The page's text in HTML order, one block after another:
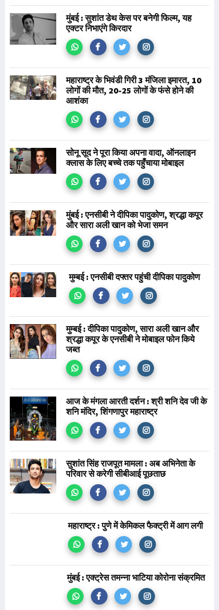
मुंबई : सुशांत डेथ केस पर बनेगी फिल्म, यह
एक्टर निभाएंगे किरदार
महाराष्ट्र के भिवंडी गिरी 3 मंजिला इमारत, 10
लोगों की मौत, 20-25 लोगों के फंसे होने की
आशंका
सोनू सूद ने पूरा किया अपना वादा, ऑनलाइन
क्लास के लिए बच्चे तक पहुँचाया मोबाइल
मुंबई : एनसीबी ने दीपिका पादुकोण, श्रद्धा कपूर
और सारा अली खान को भेजा समन
मुम्बई : एनसीबी दफ्तर पहुंची दीपिका पादुकोण
मुम्बई : दीपिका पादुकोण, सारा अली खान और
श्रद्धा कपूर के एनसीबी ने मोबाइल फोन किये
जब्त
आज के मंगला आरती दर्शन : श्री शनि देव जी के
शनि मंदिर, शिंगणापुर महाराष्ट्र
सुशांत सिंह राजपूत मामला : अब अभिनेता के
परिवार से करेगी सीबीआई पूछताछ
महाराष्ट्र : पुणे में केमिकल फैक्ट्री में आग लगी
मुंबई : एक्ट्रेस तमन्ना भाटिया कोरोना संक्रमित